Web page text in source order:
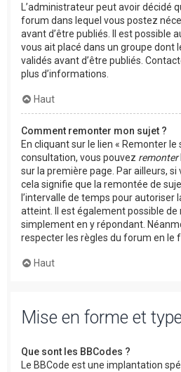
L’administrateur peut avoir décidé
forum dans lequel vous postez
avant d’être publiés. Il est possible
vous ait placé dans un groupe dont
validés avant d’être publiés.
plus d’informations.
Haut
Comment remonter mon sujet ?
En cliquant sur le lien « Remonter le
consultation, vous pouvez remonter
sur la première page. Par ailleurs, si
cela signifie que la remontée de
l’intervalle de temps pour autoriser
atteint. Il est également possible
simplement en y répondant.
respecter les règles du forum en le
Haut
Mise en forme et
Que sont les BBCodes ?
Le BBCode est une implantation